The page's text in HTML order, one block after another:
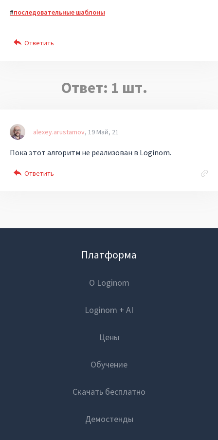
последовательные шаблоны
Ответ: 1 шт.
alexey.arustamov 19 Май, 21
Пока этот алгоритм не реализован в Loginom.
Платформа
О Loginom
Loginom + AI
Цены
Обучение
Скачать бесплатно
Демостенды